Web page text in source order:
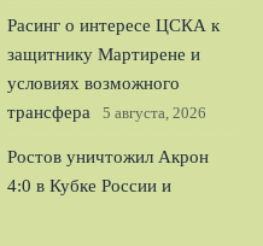
Расинг о интересе ЦСКА к
защитнику Мартирене и
условиях возможного
трансфера
5 августа, 2026
Ростов уничтожил Акрон
4:0 в Кубке России и